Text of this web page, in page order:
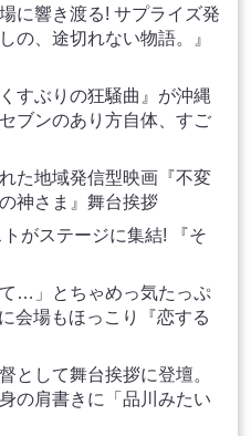
に響き渡る! サプライズ発
の、途切れない物語。』
すぶりの狂騒曲』が沖縄
ブンのあり方自体、すご
た地域発信型映画『不変
神さま』舞台挨拶
がステージに集結! 『そ
…」とちゃめっ気たっぷ
会場もほっこり『恋する
として舞台挨拶に登壇。
の肩書きに「品川みたい